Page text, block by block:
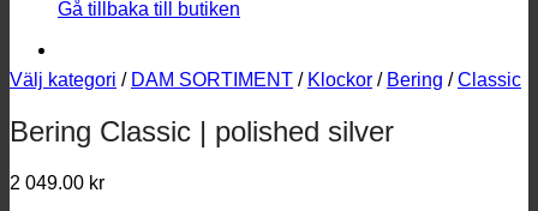
Gå tillbaka till butiken
Välj kategori / DAM SORTIMENT / Klockor / Bering / Classic
Bering Classic | polished silver
2 049.00 kr